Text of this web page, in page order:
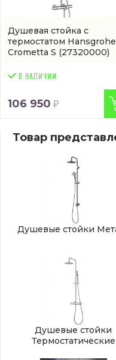
Душевая стойка с
термостатом Hansgrohe
Crometta S (27320000)
106 950
Товар
Душевые стойки
Душевые стойки
Термостатические